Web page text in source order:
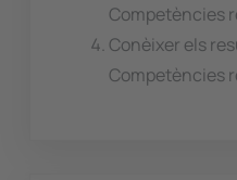
Competències
Conèixer els
Competències